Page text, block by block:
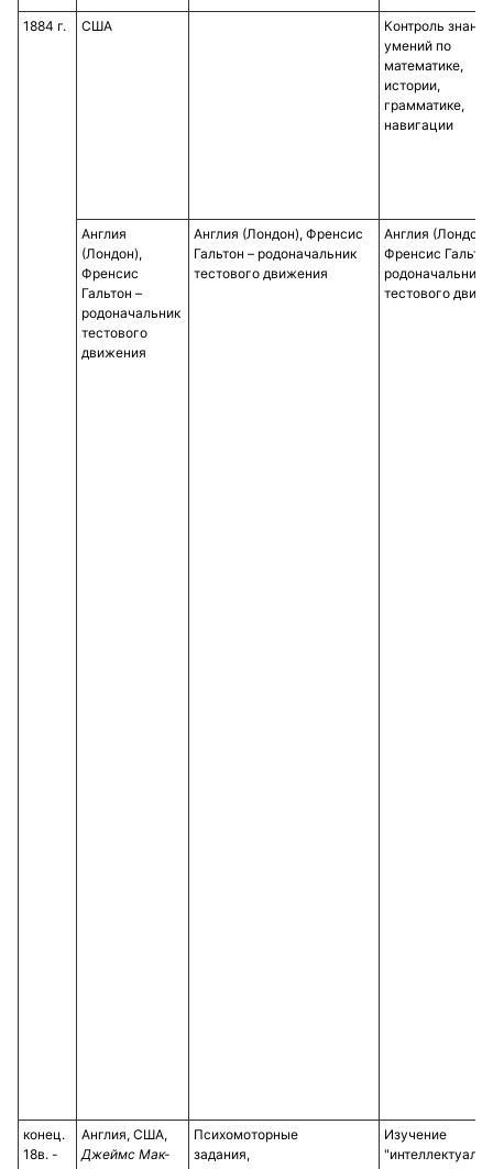
1884 г. США
Контроль
умений по
математике,
истории,
грамматике,
навигации
Англия
(Лондон),
Френсис
Гальтон –
родоначальник
тестового
движения
Англия (Лондон), Френсис
Гальтон – родоначальник
тестового движения
Англия (Лондон),
Френсис
родоначальник
тестового
конец.
18в. -
Англия, США,
Джеймс Мак-
Психомоторные
задания,
Изучение